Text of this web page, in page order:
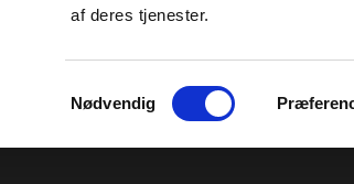
af deres tjenester.
Nødvendig
IN MEMORIES/OTIUM